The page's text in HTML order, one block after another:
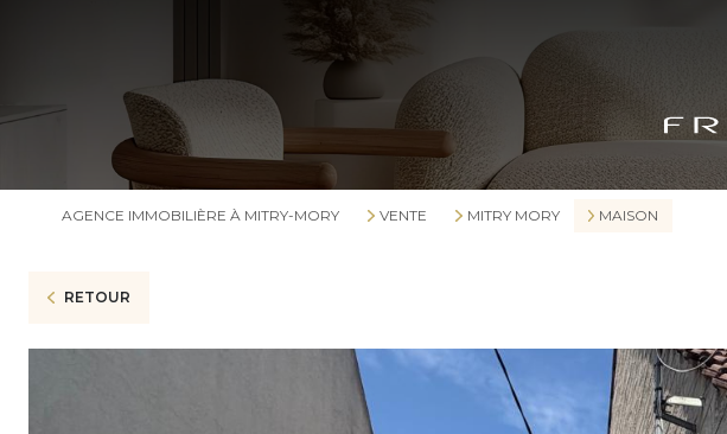
AGENCE IMMOBILIÈRE À MITRY-MORY VENTE MITRY MORY MAISON
RETOUR